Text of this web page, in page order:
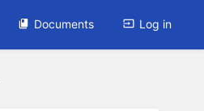
Documents Log in